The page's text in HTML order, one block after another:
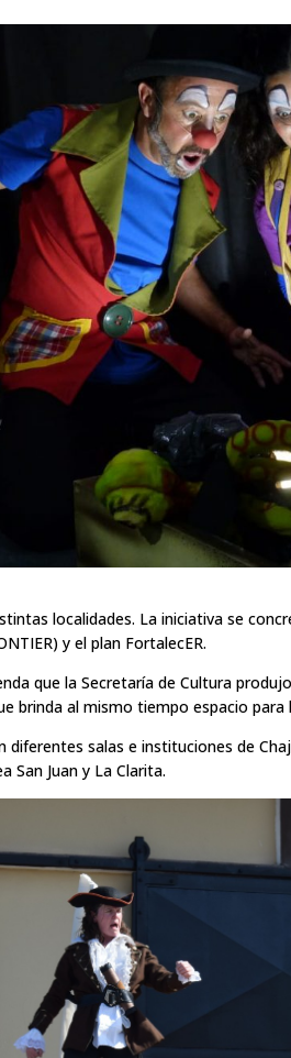
localidades. La iniciativa se
y el plan FortalecER.
que la Secretaría de Cultura
brinda al mismo tiempo espacio
diferentes salas e instituciones de
San Juan y La Clarita.